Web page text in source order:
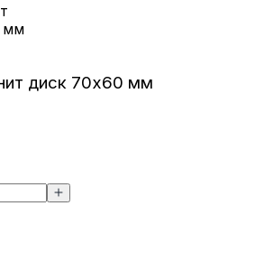
мм
диск 70х60 мм